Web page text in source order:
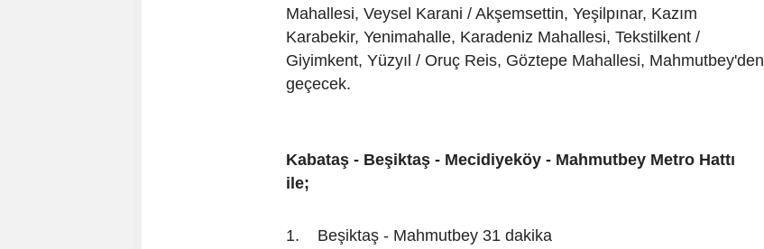
Mahallesi, Veysel Karani / Akşemsettin, Yeşilpınar, Kazım
Karabekir, Yenimahalle, Karadeniz Mahallesi, Tekstilkent /
Giyimkent, Yüzyıl / Oruç Reis, Göztepe Mahallesi, Mahmutbey'den
geçecek.
Kabataş - Beşiktaş - Mecidiyeköy - Mahmutbey Metro Hattı
ile;
1. Beşiktaş - Mahmutbey 31 dakika